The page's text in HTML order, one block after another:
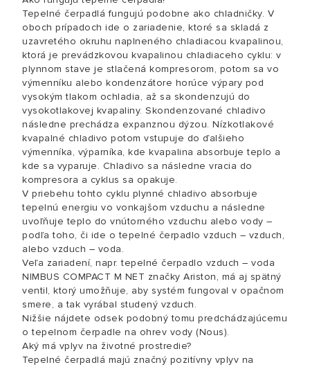
Tepelné čerpadlá fungujú podobne ako chladničky. V
oboch prípadoch ide o zariadenie, ktoré sa skladá z
uzavretého okruhu naplneného chladiacou kvapalinou,
ktorá je prevádzkovou kvapalinou chladiaceho cyklu: v
plynnom stave je stlačená kompresorom, potom sa vo
výmenníku alebo kondenzátore horúce výpary pod
vysokým tlakom ochladia, až sa skondenzujú do
vysokotlakovej kvapaliny. Skondenzované chladivo
následne prechádza expanznou dýzou. Nízkotlakové
kvapalné chladivo potom vstupuje do ďalšieho
výmenníka, výparníka, kde kvapalina absorbuje teplo a
kde sa vyparuje. Chladivo sa následne vracia do
kompresora a cyklus sa opakuje.
V priebehu tohto cyklu plynné chladivo absorbuje
tepelnú energiu vo vonkajšom vzduchu a následne
uvoľňuje teplo do vnútorného vzduchu alebo vody –
podľa toho, či ide o tepelné čerpadlo vzduch – vzduch,
alebo vzduch – voda.
Veľa zariadení, napr. tepelné čerpadlo vzduch – voda
NIMBUS COMPACT M NET značky Ariston, má aj spätný
ventil, ktorý umožňuje, aby systém fungoval v opačnom
smere, a tak vyrábal studený vzduch.
Nižšie nájdete odsek podobný tomu predchádzajúcemu
o tepelnom čerpadle na ohrev vody (Nous).
Aký má vplyv na životné prostredie?
Tepelné čerpadlá majú značný pozitívny vplyv na